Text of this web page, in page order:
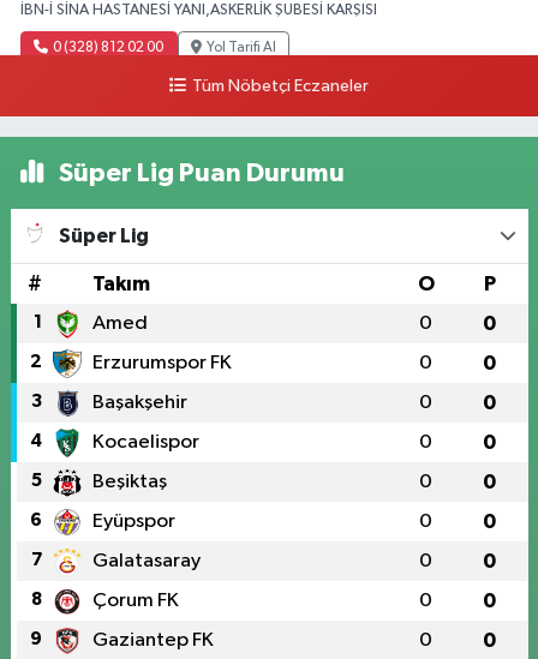
İBN-İ SİNA HASTANESİ YANI,ASKERLİK ŞUBESİ KARŞISI
0 (328) 812 02 00 Yol Tarifi Al
Tüm Nöbetçi Eczaneler
Süper Lig Puan Durumu
Süper Lig
# Takım O P
1 Amed 0 0
2 Erzurumspor FK 0 0
3 Başakşehir 0 0
4 Kocaelispor 0 0
5 Beşiktaş 0 0
6 Eyüpspor 0 0
7 Galatasaray 0 0
8 Çorum FK 0 0
9 Gaziantep FK 0 0